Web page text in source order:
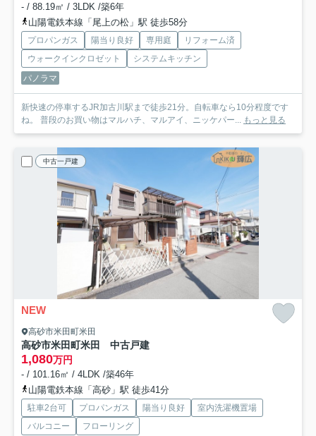
- / 88.19㎡ / 3LDK /築6年
山陽電鉄本線「尾上の松」駅 徒歩58分
プロパンガス 陽当り良好 専用庭
リフォーム済
ウォークインクロゼット
システムキッチン
パノラマ
新快速の停車するJR加古川駅まで徒歩21分。自転車なら10分程度です
ね。 普段のお買い物はマルハチ、マルアイ、ニッケパー... もっと見る
中古一戸建
NEW
高砂市米田町米田
高砂市米田町米田 中古戸建
1,080万円
- / 101.16㎡ / 4LDK /築46年
山陽電鉄本線「高砂」駅 徒歩41分
駐車2台可 プロパンガス 陽当り良好
室内洗濯機置場
バルコニー
フローリング